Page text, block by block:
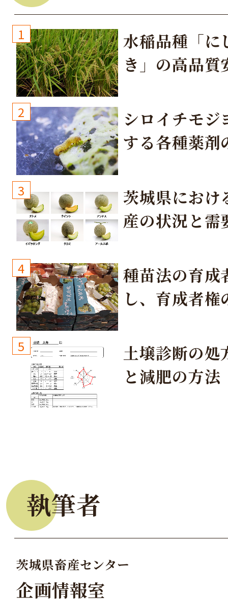
1
水稲品種「に
き」の高品質
2
シロイチモジ
する各種薬剤
3
茨城県におけ
産の状況と需
4
種苗法の育成
し、育成者権
しょう！
5
土壌診断の処
と減肥の方法
執筆者
茨城県畜産センター
企画情報室